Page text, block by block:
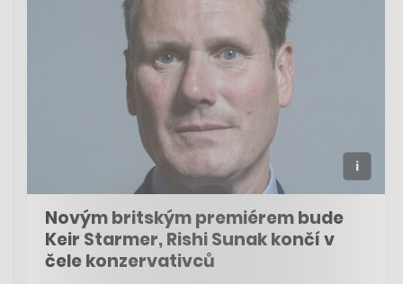
Novým britským premiérem bude
Keir Starmer, Rishi Sunak končí v
čele konzervativců